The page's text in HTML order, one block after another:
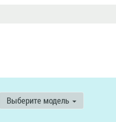
Выберите модель